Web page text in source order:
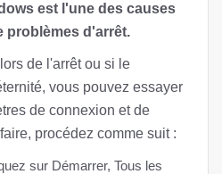
est l'une des causes
problèmes d'arrêt.
de l'arrêt ou si le
vous pouvez essayer
de connexion et de
procédez comme suit :
sur Démarrer, Tous les